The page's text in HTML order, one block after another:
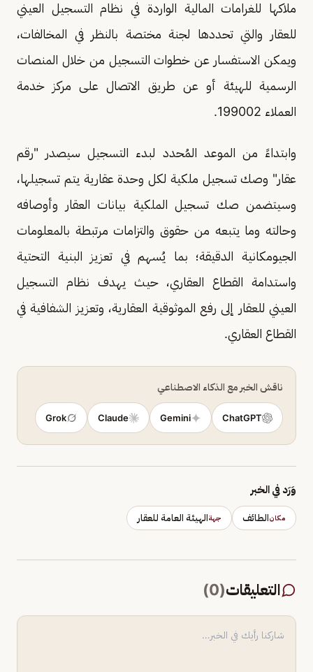
ملاكها للغرامات المالية الواردة في نظام التسجيل العيني
للعقار والتي تحددها لجنة مختصة بالنظر في المخالفات،
ويمكن الاستفسار عن خطوات التسجيل من خلال المنصات
الرسمية للهيئة أو عن طريق الاتصال على مركز خدمة
العملاء 199002.
وابتداءً من الموعد المُحدد لبدء التسجيل سيصدر "رقم
عقار" وصك تسجيل ملكية لكل وحدة عقارية يتم تسجيلها،
وسيتضمن صك تسجيل الملكية بيانات العقار وأوصافه
وحالته وما يتبعه من حقوق والتزامات مرتبطة بالمعلومات
الجيومكانية الدقيقة؛ بما يُسهم في تعزيز البنية التحتية
واستدامة القطاع العقاري، حيث يهدف نظام التسجيل
العيني للعقار إلى رفع الموثوقية العقارية، وتعزيز الشفافية في
القطاع العقاري.
ناقش الخبر مع الذكاء الاصطناعي
ChatGPT
Gemini
Claude
Grok
وَرَد في الخبر
مكانالطائف جهةالهيئة العامة للعقار
التعليقات(
0
)